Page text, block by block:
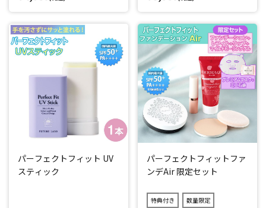
パーフェクトフィット UV
スティック
パーフェクトフィットファ
ンデAir 限定セット
特典付き 数量限定